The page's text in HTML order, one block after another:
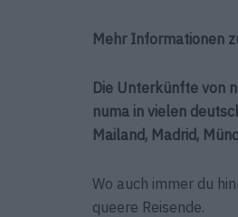
Mehr Informationen
Die Unterkünfte von
numa in vielen
Mailand, Madrid,
Wo auch immer du
queere Reisende.